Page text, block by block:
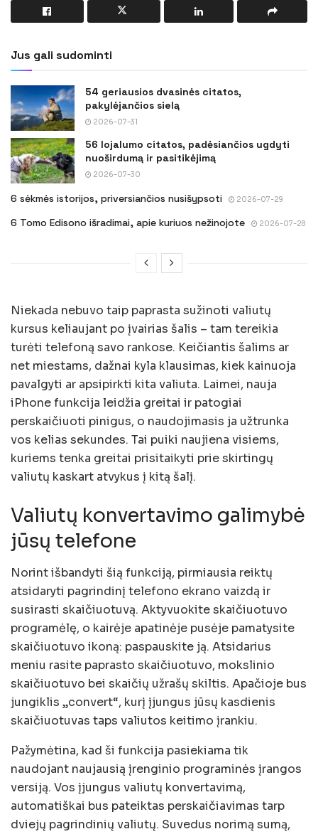
Jus gali sudominti
54 geriausios dvasinės citatos,
pakylėjančios sielą
2026-07-31
56 lojalumo citatos, padėsiančios ugdyti
nuoširdumą ir pasitikėjimą
2026-07-30
6 sėkmės istorijos, priversiančios nusišypsoti 2026-07-29
6 Tomo Edisono išradimai, apie kuriuos nežinojote 2026-07-28
Niekada nebuvo taip paprasta sužinoti valiutų
kursus keliaujant po įvairias šalis – tam tereikia
turėti telefoną savo rankose. Keičiantis šalims ar
net miestams, dažnai kyla klausimas, kiek kainuoja
pavalgyti ar apsipirkti kita valiuta. Laimei, nauja
iPhone funkcija leidžia greitai ir patogiai
perskaičiuoti pinigus, o naudojimasis ja užtrunka
vos kelias sekundes. Tai puiki naujiena visiems,
kuriems tenka greitai prisitaikyti prie skirtingų
valiutų kaskart atvykus į kitą šalį.
Valiutų konvertavimo galimybė
jūsų telefone
Norint išbandyti šią funkciją, pirmiausia reiktų
atsidaryti pagrindinį telefono ekrano vaizdą ir
susirasti skaičiuotuvą. Aktyvuokite skaičiuotuvo
programėlę, o kairėje apatinėje pusėje pamatysite
skaičiuotuvo ikoną: paspauskite ją. Atsidarius
meniu rasite paprasto skaičiuotuvo, mokslinio
skaičiuotuvo bei skaičių užrašų skiltis. Apačioje bus
jungiklis „convert“, kurį įjungus jūsų kasdienis
skaičiuotuvas taps valiutos keitimo įrankiu.
Pažymėtina, kad ši funkcija pasiekiama tik
naudojant naujausią įrenginio programinės įrangos
versiją. Vos įjungus valiutų konvertavimą,
automatiškai bus pateiktas perskaičiavimas tarp
dviejų pagrindinių valiutų. Suvedus norimą sumą,